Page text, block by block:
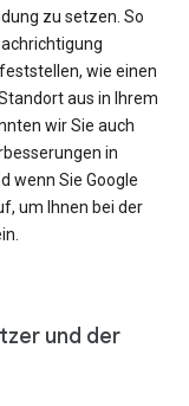
zu setzen. So
wie einen
aus in Ihrem
wir Sie auch
in
wenn Sie Google
um Ihnen bei der
und der